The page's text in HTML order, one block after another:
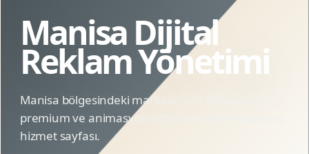
Manisa Dijital
Reklam Yönetimi
Manisa bölgesindeki markalar için SEO uyumlu,
premium ve animasyonlu Dijital Reklam Yönetimi
hizmet sayfası.